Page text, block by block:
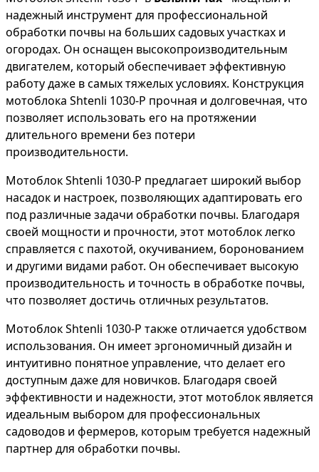
надежный инструмент для профессиональной
обработки почвы на больших садовых участках и
огородах. Он оснащен высокопроизводительным
двигателем, который обеспечивает эффективную
работу даже в самых тяжелых условиях. Конструкция
мотоблока Shtenli 1030-P прочная и долговечная, что
позволяет использовать его на протяжении
длительного времени без потери
производительности.
Мотоблок Shtenli 1030-P предлагает широкий выбор
насадок и настроек, позволяющих адаптировать его
под различные задачи обработки почвы. Благодаря
своей мощности и прочности, этот мотоблок легко
справляется с пахотой, окучиванием, боронованием
и другими видами работ. Он обеспечивает высокую
производительность и точность в обработке почвы,
что позволяет достичь отличных результатов.
Мотоблок Shtenli 1030-P также отличается удобством
использования. Он имеет эргономичный дизайн и
интуитивно понятное управление, что делает его
доступным даже для новичков. Благодаря своей
эффективности и надежности, этот мотоблок является
идеальным выбором для профессиональных
садоводов и фермеров, которым требуется надежный
партнер для обработки почвы.